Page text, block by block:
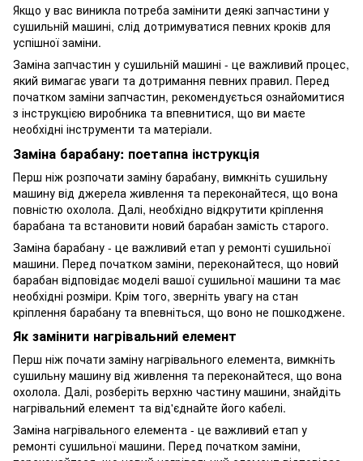
Якщо у вас виникла потреба замінити деякі запчастини у
сушильній машині, слід дотримуватися певних кроків для
успішної заміни.
Заміна запчастин у сушильній машині - це важливий процес,
який вимагає уваги та дотримання певних правил. Перед
початком заміни запчастин, рекомендується ознайомитися
з інструкцією виробника та впевнитися, що ви маєте
необхідні інструменти та матеріали.
Заміна барабану: поетапна інструкція
Перш ніж розпочати заміну барабану, вимкніть сушильну
машину від джерела живлення та переконайтеся, що вона
повністю охолола. Далі, необхідно відкрутити кріплення
барабана та встановити новий барабан замість старого.
Заміна барабану - це важливий етап у ремонті сушильної
машини. Перед початком заміни, переконайтеся, що новий
барабан відповідає моделі вашої сушильної машини та має
необхідні розміри. Крім того, зверніть увагу на стан
кріплення барабану та впевніться, що воно не пошкоджене.
Як замінити нагрівальний елемент
Перш ніж почати заміну нагрівального елемента, вимкніть
сушильну машину від живлення та переконайтеся, що вона
охолола. Далі, розберіть верхню частину машини, знайдіть
нагрівальний елемент та від'єднайте його кабелі.
Заміна нагрівального елемента - це важливий етап у
ремонті сушильної машини. Перед початком заміни,